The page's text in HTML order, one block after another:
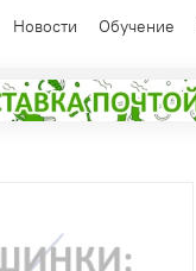
Новости Обучение